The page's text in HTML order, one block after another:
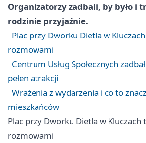
Organizatorzy zadbali, by było i
rodzinie przyjaźnie.
Plac przy Dworku Dietla w
rozmowami
Centrum Usług Społecznych
pełen atrakcji
Wrażenia z wydarzenia i co to
mieszkańców
Plac przy Dworku Dietla w Kluczach
rozmowami